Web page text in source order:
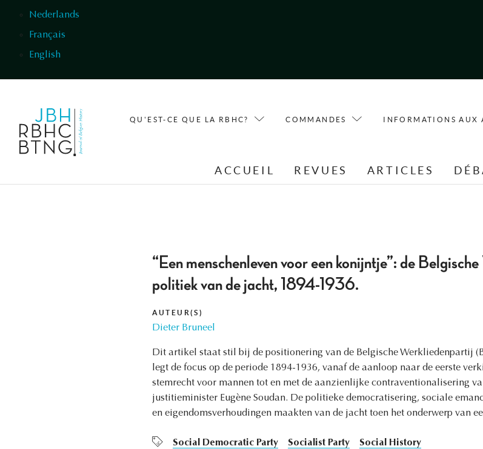
Nederlands
Français
English
QU'EST-CE QUE LA RBHC? COMMANDES INFORMATIONS AUX
ACCUEIL REVUES ARTICLES
“Een menschenleven voor een konijntje”: de
politiek van de jacht, 1894-1936.
AUTEUR(S)
Dieter Bruneel
Dit artikel staat stil bij de positionering van de Belgische Werkliedenpartij
legt de focus op de periode 1894-1936, vanaf de aanloop naar de eerste
stemrecht voor mannen tot en met de aanzienlijke contraventionalisering
justitieminister Eugène Soudan. De politieke democratisering, sociale
en eigendomsverhoudingen maakten van de jacht toen het onderwerp van
Social Democratic Party Socialist Party Social History